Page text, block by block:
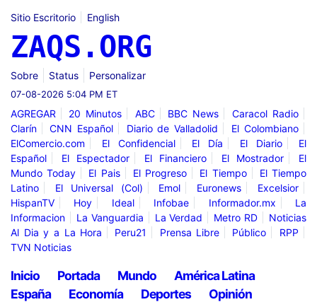
Sitio Escritorio English
ZAQS.ORG
Sobre Status Personalizar
07-08-2026 5:04 PM ET
AGREGAR 20 Minutos ABC BBC News
Caracol Radio
Clarín
CNN Español Diario de Valladolid
El Colombiano
ElComercio.com
El Confidencial El Día El Diario
El
Español
El Espectador El Financiero El Mostrador
El
Mundo Today
El Pais El Progreso El Tiempo
El Tiempo
Latino
El Universal (Col) Emol Euronews
Excelsior
HispanTV
Hoy Ideal Infobae Informador.mx
La
Informacion
La Vanguardia La Verdad Metro RD
Noticias
Al Dia y a La Hora
Peru21 Prensa Libre Público
RPP
TVN Noticias
Inicio Portada Mundo
América Latina
España
Economía Deportes
Opinión